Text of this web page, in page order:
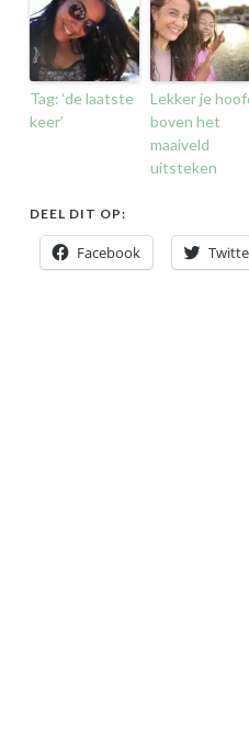
Tag: ‘de laatste
keer’
Lekker je
boven het
maaiveld
uitsteken
DEEL DIT OP:
Facebook